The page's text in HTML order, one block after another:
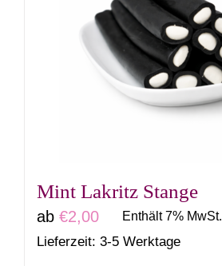
auf.
Die
Optionen
können
auf
werden
Mint Lakritz Stange
ab €2,00 Enthält 7% MwSt.
Lieferzeit: 3-5 Werktage